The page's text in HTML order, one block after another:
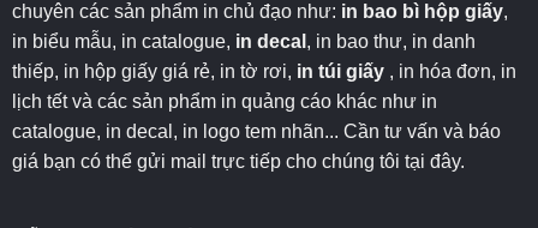
chuyên các sản phẩm in chủ đạo như: in bao bì hộp giấy,
in biểu mẫu, in catalogue, in decal , in bao thư, in danh
thiếp, in hộp giấy giá rẻ, in tờ rơi, in túi giấy, in hóa đơn, in
lịch tết và các sản phẩm in quảng cáo khác như in
catalogue, in decal, in logo tem nhãn... Cần tư vấn và báo
giá bạn có thể gửi mail trực tiếp cho chúng tôi tại đây.